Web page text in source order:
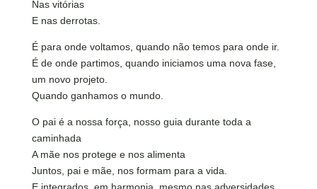
Nas vitórias
E nas derrotas.
É para onde voltamos, quando não temos para onde ir.
É de onde partimos, quando iniciamos uma nova fase,
um novo projeto.
Quando ganhamos o mundo.
O pai é a nossa força, nosso guia durante toda a
caminhada
A mãe nos protege e nos alimenta
Juntos, pai e mãe, nos formam para a vida.